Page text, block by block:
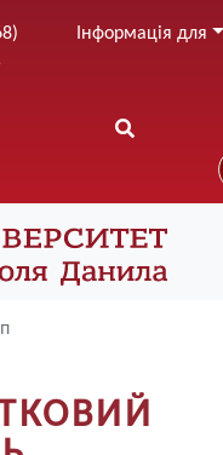
до
Інформація для